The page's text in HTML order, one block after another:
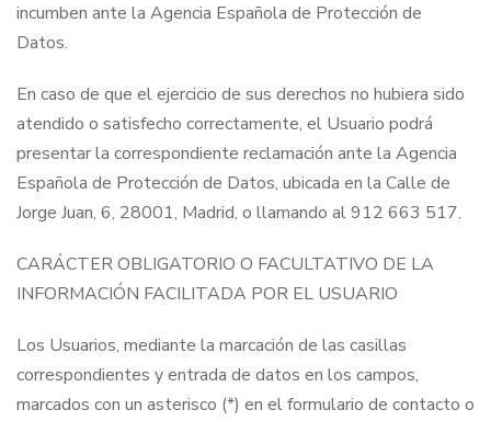
incumben ante la Agencia Española de Protección de
Datos.
En caso de que el ejercicio de sus derechos no hubiera sido
atendido o satisfecho correctamente, el Usuario podrá
presentar la correspondiente reclamación ante la Agencia
Española de Protección de Datos, ubicada en la Calle de
Jorge Juan, 6, 28001, Madrid, o llamando al 912 663 517.
CARÁCTER OBLIGATORIO O FACULTATIVO DE LA
INFORMACIÓN FACILITADA POR EL USUARIO
Los Usuarios, mediante la marcación de las casillas
correspondientes y entrada de datos en los campos,
marcados con un asterisco (*) en el formulario de contacto o